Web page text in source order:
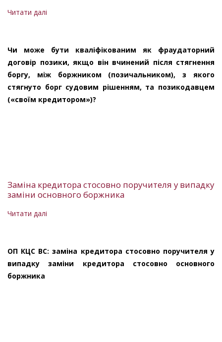
Читати далі
«фраудаторності»
щодо
договору
позики
Чи може бути кваліфікованим як фраудаторний
договір позики, якщо він вчинений після стягнення
боргу, між боржником (позичальником), з якого
стягнуто борг судовим рішенням, та позикодавцем
(«своїм кредитором»)?
Заміна кредитора стосовно поручителя у випадку
заміни основного боржника
Читати далі
стосовно
поручителя
ОП КЦС ВС: заміна кредитора стосовно поручителя у
випадку заміни кредитора стосовно основного
боржника